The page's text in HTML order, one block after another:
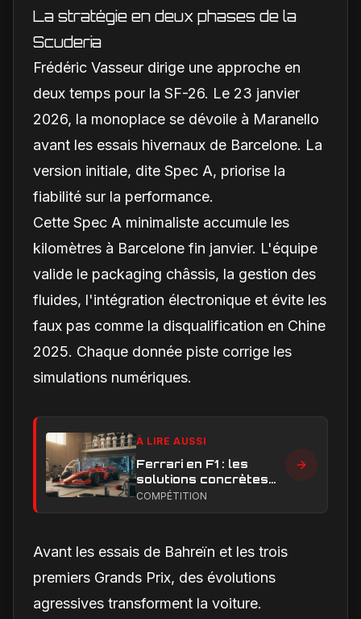
La stratégie en deux phases de la
Scuderia
Frédéric Vasseur dirige une approche en
deux temps pour la SF-26. Le 23 janvier
2026, la monoplace se dévoile à Maranello
avant les essais hivernaux de Barcelone. La
version initiale, dite Spec A, priorise la
fiabilité sur la performance.
Cette Spec A minimaliste accumule les
kilomètres à Barcelone fin janvier. L'équipe
valide le packaging châssis, la gestion des
fluides, l'intégration électronique et évite les
faux pas comme la disqualification en Chine
2025. Chaque donnée piste corrige les
simulations numériques.
À LIRE AUSSI
Ferrari en F1 : les
solutions concrètes
pour combler son
COMPÉTITION
Avant les essais de Bahreïn et les trois
premiers Grands Prix, des évolutions
agressives transforment la voiture.